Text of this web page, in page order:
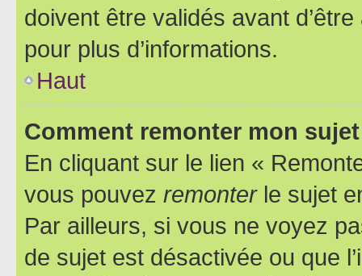
doivent être validés avant
pour plus d’informations.
Haut
Comment remonter mon
En cliquant sur le lien «
vous pouvez remonterle sujet
Par ailleurs, si vous ne voyez
de sujet est désactivée ou que